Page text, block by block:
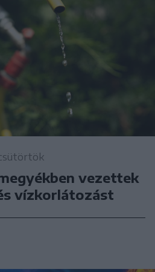
vezettek
vízkorlátozást